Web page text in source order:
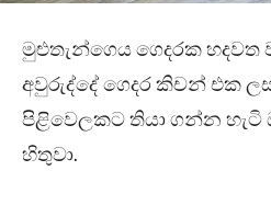
මුළුතැන්ගෙය ගෙදරක හදවත
අවුරුද්දේ ගෙදර කිචන් එක
පිළිවෙලකට තියා ගන්න හැටි
හිතුවා.